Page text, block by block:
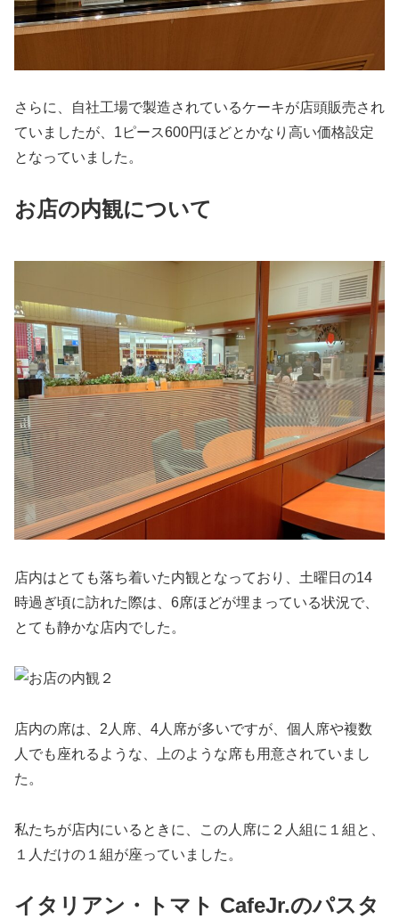
さらに、自社工場で製造されているケーキが店頭販売され
ていましたが、1ピース600円ほどとかなり高い価格設定
となっていました。
お店の内観について
店内はとても落ち着いた内観となっており、土曜日の14
時過ぎ頃に訪れた際は、6席ほどが埋まっている状況で、
とても静かな店内でした。
店内の席は、2人席、4人席が多いですが、個人席や複数
人でも座れるような、上のような席も用意されていまし
た。
私たちが店内にいるときに、この人席に２人組に１組と、
１人だけの１組が座っていました。
イタリアン・トマト CafeJr.のパスタ